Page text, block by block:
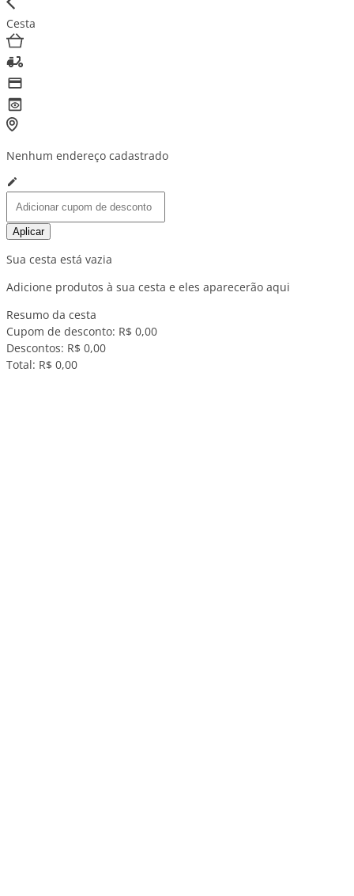
Cesta
Nenhum endereço cadastrado
Aplicar
Sua cesta está vazia
Adicione produtos à sua cesta e eles aparecerão aqui
Resumo da cesta
Cupom de desconto: R$ 0,00
Descontos: R$ 0,00
Total: R$ 0,00